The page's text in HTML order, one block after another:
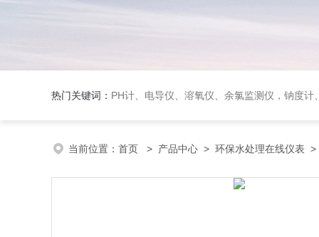
热门关键词： PH计、电导仪、溶氧仪、余氯监测仪，钠度计、酸碱浓度计、
当前位置： 首页 > 产品中心 > 环保水处理在线仪表